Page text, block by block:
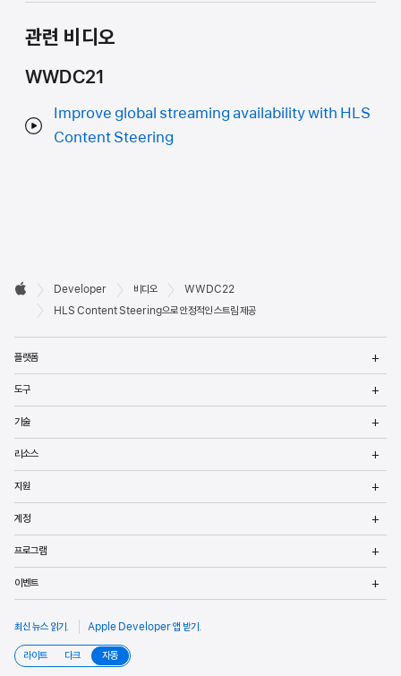
관련 비디오
WWDC21
Improve global streaming availability with HLS
Content Steering
Developer
바닥글

Apple
Developer 비디오
WWDC22
HLS Content Steering으로 안정적인 스트림 제공
플랫폼
도구
기술
리소스
지원
계정
프로그램
이벤트
최신 뉴스 읽기 . Apple Developer 앱 받기 .
라이트 다크 자동